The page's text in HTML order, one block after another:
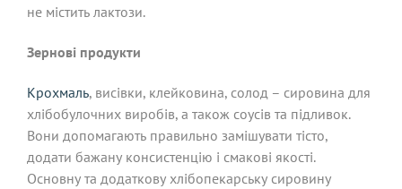
не містить лактози.
Зернові продукти
Крохмаль, висівки, клейковина, солод – сировина для
хлібобулочних виробів, а також соусів та підливок.
Вони допомагають правильно замішувати тісто,
додати бажану консистенцію і смакові якості.
Основну та додаткову хлібопекарську сировину